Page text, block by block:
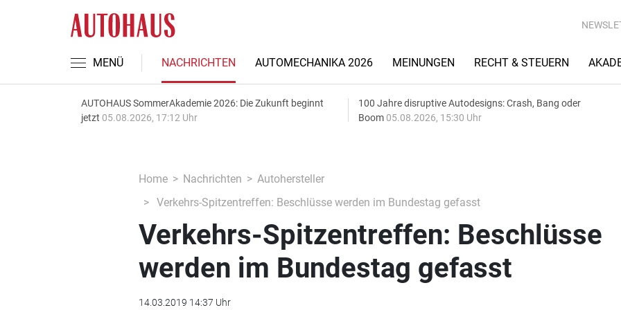
MENÜ NACHRICHTEN AUTOMECHANIKA 2026 MEINUNGEN RECHT & STEUERN
AUTOHAUS SommerAkademie 2026: Die Zukunft beginnt
jetzt 05.08.2026, 17:12 Uhr
100 Jahre disruptive Autodesigns: Crash, Bang oder
Boom 05.08.2026, 15:30 Uhr
Home Nachrichten
Autohersteller
Verkehrs-Spitzentreffen: Beschlüsse werden im Bundestag gefasst
Verkehrs-Spitzentreffen: Beschlüsse
werden im Bundestag gefasst
14.03.2019 14:37 Uhr